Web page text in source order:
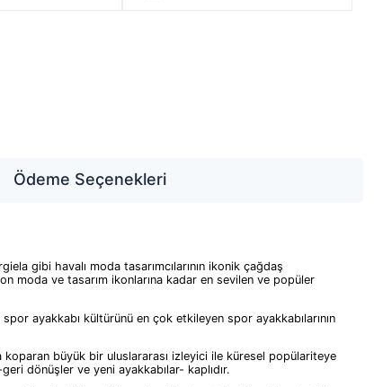
Ödeme Seçenekleri
gibi havalı moda tasarımcılarının ikonik çağdaş
moda ve tasarım ikonlarına kadar en sevilen ve popüler
ayakkabı kültürünü en çok etkileyen spor ayakkabılarının
koparan büyük bir uluslararası izleyici ile küresel popülariteye
dönüşler ve yeni ayakkabılar- kaplıdır.